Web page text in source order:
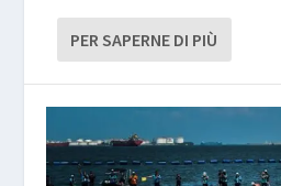
PER SAPERNE DI PIÙ